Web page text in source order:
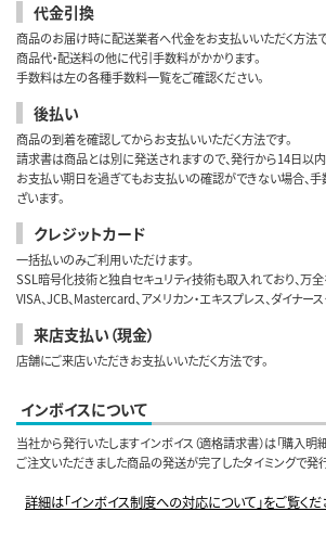
代金引換
商品のお届け時に配送業者へ代金をお支払いいただく方法で
商品代・配送料の他に代引手数料がかかります。
手数料は左の各種手数料一覧をご確認ください。
後払い
商品の到着を確認してからお支払いいただく方法です。
請求書は商品とは別に発送されますので、発行から14日以内
お支払い期日を過ぎてもお支払いの確認ができない場合、
ざいます。
クレジットカード
一括払いのみご利用いただけます。
SSL暗号化技術と独自セキュリティ技術も取入れており、万全
VISA、JCB、Mastercard、アメリカン・エキスプレス、ダイナー
来店支払い（現金）
店舗にご来店いただきお支払いいただく方法です。
インボイスについて
当社から発行いたしますインボイス（適格請求書）は「購入明細
ご注文いただきました商品の発送が完了したタイミングで発行
詳細は「インボイス制度への対応について」をご覧くだ